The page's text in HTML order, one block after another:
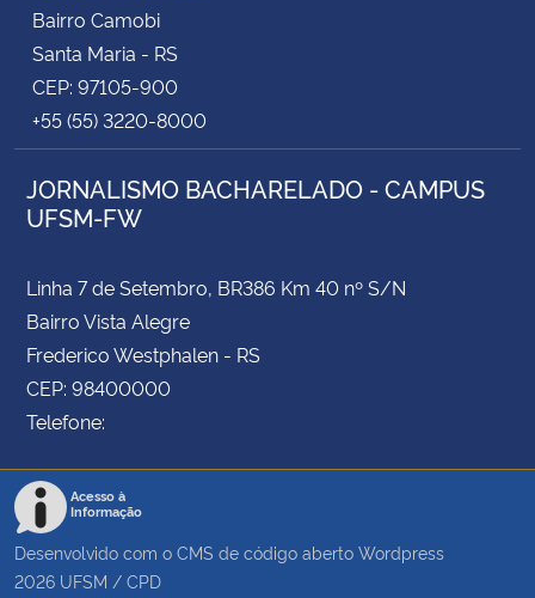
Bairro Camobi
Santa Maria - RS
CEP: 97105-900
+55 (55) 3220-8000
JORNALISMO BACHARELADO - CAMPUS
UFSM-FW
Linha 7 de Setembro, BR386 Km 40 nº S/N
Bairro Vista Alegre
Frederico Westphalen - RS
CEP: 98400000
Telefone:
Acesso à
Informação
Desenvolvido com o CMS de código aberto Wordpress
2026 UFSM / CPD